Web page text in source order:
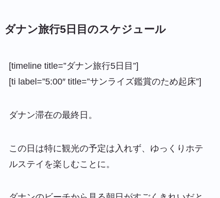
ダナン旅行5日目のスケジュール
[timeline title=”ダナン旅行5日目”]
[ti label=”5:00″ title=”サンライズ鑑賞のため起床”]
ダナン滞在の最終日。
この日は特に観光の予定は入れず、ゆっくりホテ
ルステイを楽しむことに。